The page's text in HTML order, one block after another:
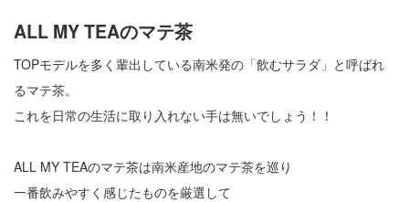
ALL MY TEAのマテ茶
TOPモデルを多く輩出している南米発の「飲むサラダ」と呼ばれ
るマテ茶。
これを日常の生活に取り入れない手は無いでしょう！！
ALL MY TEAのマテ茶は南米産地のマテ茶を巡り
一番飲みやすく感じたものを厳選して